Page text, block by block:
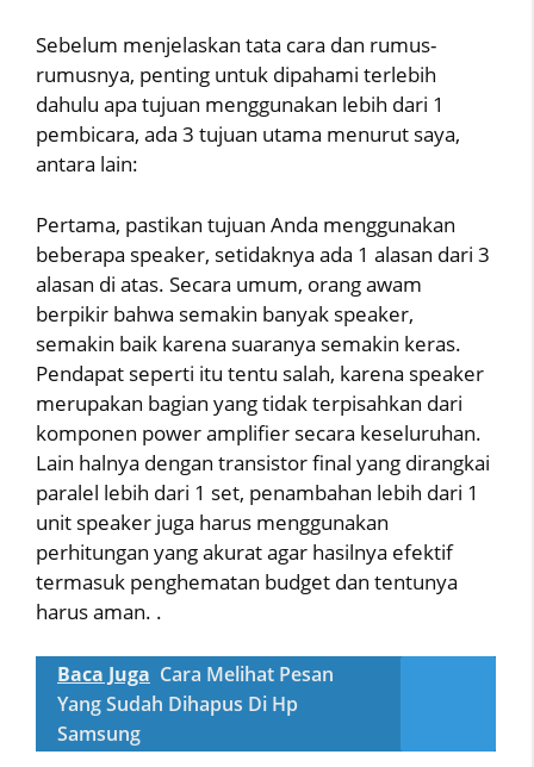
Sebelum menjelaskan tata cara dan rumus-
rumusnya, penting untuk dipahami terlebih
dahulu apa tujuan menggunakan lebih dari 1
pembicara, ada 3 tujuan utama menurut saya,
antara lain:
Pertama, pastikan tujuan Anda menggunakan
beberapa speaker, setidaknya ada 1 alasan dari 3
alasan di atas. Secara umum, orang awam
berpikir bahwa semakin banyak speaker,
semakin baik karena suaranya semakin keras.
Pendapat seperti itu tentu salah, karena speaker
merupakan bagian yang tidak terpisahkan dari
komponen power amplifier secara keseluruhan.
Lain halnya dengan transistor final yang dirangkai
paralel lebih dari 1 set, penambahan lebih dari 1
unit speaker juga harus menggunakan
perhitungan yang akurat agar hasilnya efektif
termasuk penghematan budget dan tentunya
harus aman. .
Baca Juga Cara Melihat Pesan
Yang Sudah Dihapus Di Hp
Samsung